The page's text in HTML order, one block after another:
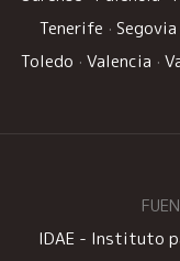
Tenerife · Segovia
Toledo · Valencia ·
IDAE - Instituto